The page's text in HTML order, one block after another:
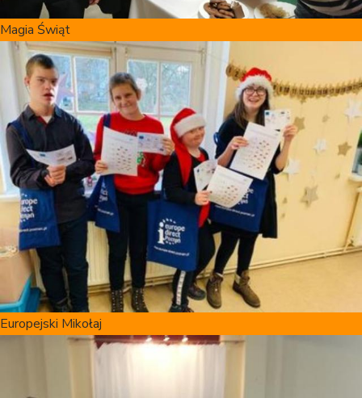
Magia Świąt
Europejski Mikołaj